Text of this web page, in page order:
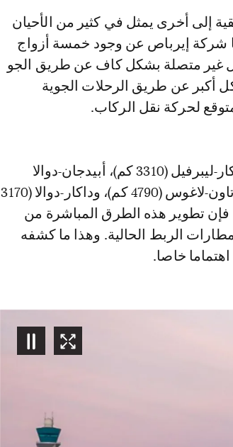
شركة إيرباص عن وجود خمسة أزواج
غير متصلة بشكل كاف عن طريق الجو
أكبر عن طريق الرحلات الجوية
لحركة نقل الركاب.
ويتعلق الأمر بالطرق البينية الإفريقية: داكار-ليبرفيل (3310 كم)، أبيدجان-دوالا
(1520 كم)، أبوجا-نيروبي (3480 كم)، كيب تاون-لاغوس (4790 كم)، وداكار-دوالا (3170
فإن تطوير هذه الطرق المباشرة من
الربط الحالية. وهذا ما كشفه
خاصا.